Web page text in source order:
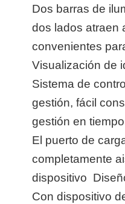
Dos barras de
dos lados atraen
convenientes
Visualización de
Sistema de
gestión, fácil
gestión en
El puerto de
completamente
dispositivo
Con dispositivo